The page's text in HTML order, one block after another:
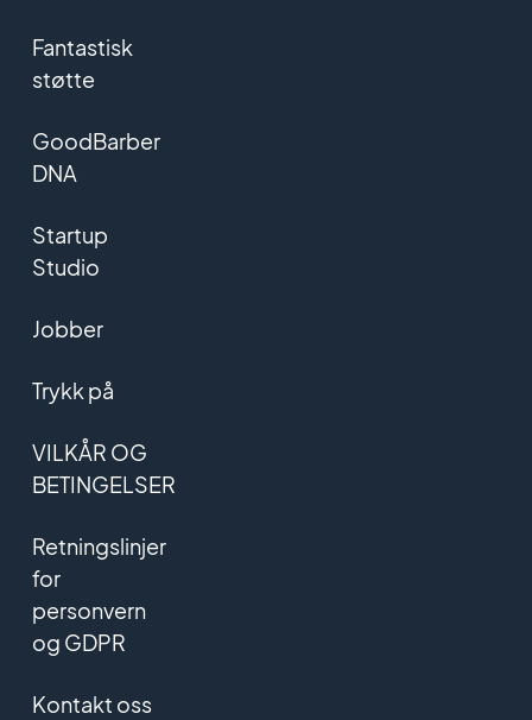
Fantastisk
støtte
GoodBarber
DNA
Startup
Studio
Jobber
Trykk på
VILKÅR OG
BETINGELSER
Retningslinjer
for
personvern
og GDPR
Kontakt oss